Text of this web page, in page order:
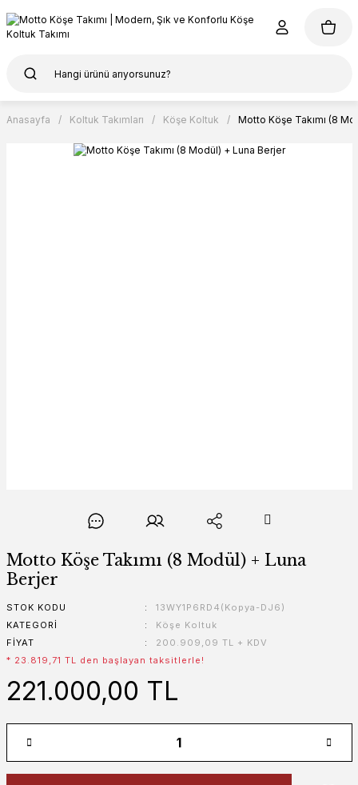
Anasayfa Koltuk Takımları Köşe Koltuk Motto Köşe Takımı (8
Motto Köşe Takımı (8 Modül) + Luna
Berjer
STOK KODU
13WY1P6RD4(Kopya-DJ6)
KATEGORI
Köşe Koltuk
FIYAT
200.909,09 TL + KDV
* 23.819,71 TL den başlayan taksitlerle!
221.000,00 TL